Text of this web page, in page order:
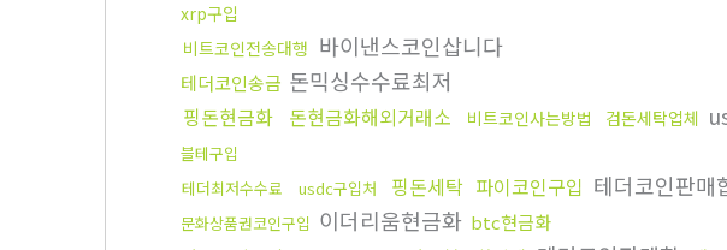
xrp구입
비트코인전송대행 바이낸스코인삽니다
테더코인송금 돈믹싱수수료최저
핑돈현금화 돈현금화해외거래소 비트코인사는방법 검돈세탁업체
블테구입
테더최저수수료
usdc구입처 핑돈세탁 파이코인구입 테더코인판매
문화상품권코인구입 이더리움현금화 btc현금화